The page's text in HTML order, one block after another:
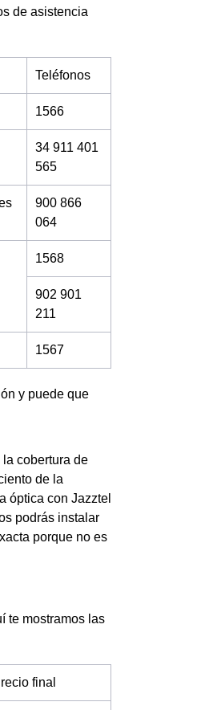
de asistencia
Teléfonos
1566
34 911 401
565
900 866
064
1568
902 901
211
1567
y puede que
cobertura de
de la
óptica con Jazztel
podrás instalar
porque no es
te mostramos las
final